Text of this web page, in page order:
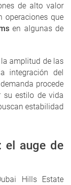
de alto valor
operaciones que
en algunas de
amplitud de las
integración del
procede
su estilo de vida
estabilidad
el auge de
Hills Estate